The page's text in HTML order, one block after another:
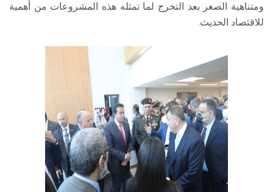
ومتناهية الصغر بعد التخرج لما تمثله هذه المشروعات من أهمية
للاقتصاد الحديث.